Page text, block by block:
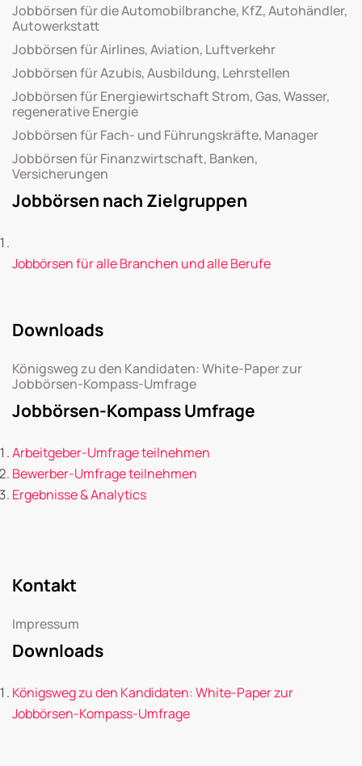
Jobbörsen für die Automobilbranche, KfZ, Autohändler,
Autowerkstatt
Jobbörsen für Airlines, Aviation, Luftverkehr
Jobbörsen für Azubis, Ausbildung, Lehrstellen
Jobbörsen für Energiewirtschaft Strom, Gas, Wasser,
regenerative Energie
Jobbörsen für Fach- und Führungskräfte, Manager
Jobbörsen für Finanzwirtschaft, Banken,
Versicherungen
Jobbörsen nach Zielgruppen
Jobbörsen für alle Branchen und alle Berufe
Downloads
Königsweg zu den Kandidaten: White-Paper zur
Jobbörsen-Kompass-Umfrage
Jobbörsen-Kompass Umfrage
Arbeitgeber-Umfrage teilnehmen
Bewerber-Umfrage teilnehmen
Ergebnisse & Analytics
Kontakt
Impressum
Downloads
Königsweg zu den Kandidaten: White-Paper zur
Jobbörsen-Kompass-Umfrage